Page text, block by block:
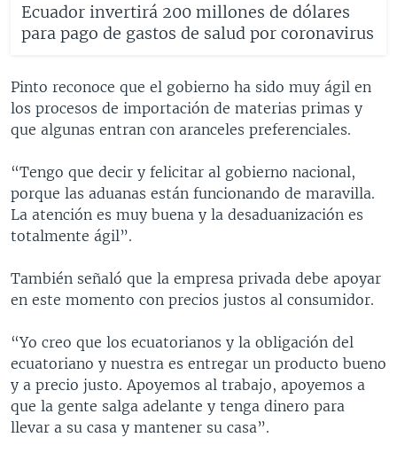
Ecuador invertirá 200 millones de dólares
para pago de gastos de salud por coronavirus
Pinto reconoce que el gobierno ha sido muy ágil en
los procesos de importación de materias primas y
que algunas entran con aranceles preferenciales.
“Tengo que decir y felicitar al gobierno nacional,
porque las aduanas están funcionando de maravilla.
La atención es muy buena y la desaduanización es
totalmente ágil”.
También señaló que la empresa privada debe apoyar
en este momento con precios justos al consumidor.
“Yo creo que los ecuatorianos y la obligación del
ecuatoriano y nuestra es entregar un producto bueno
y a precio justo. Apoyemos al trabajo, apoyemos a
que la gente salga adelante y tenga dinero para
llevar a su casa y mantener su casa”.